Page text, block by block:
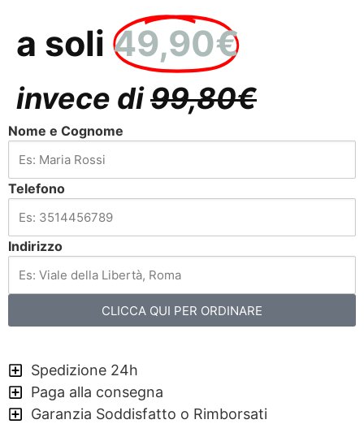
a soli 49,90€
invece di99,80€
Nome e Cognome
Telefono
Indirizzo
CLICCA QUI PER ORDINARE
Spedizione 24h
Paga alla consegna
Garanzia Soddisfatto o Rimborsati